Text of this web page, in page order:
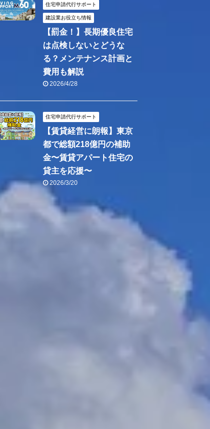
住宅申請代行サポート
建設業お役立ち情報
【罰金！】長期優良住宅
は点検しないとどうな
る？メンテナンス計画と
費用も解説
2026/4/28
住宅申請代行サポート
【賃貸経営に朗報】東京
都で総額218億円の補助
金〜賃貸アパート住宅の
貸主を応援〜
2026/3/20